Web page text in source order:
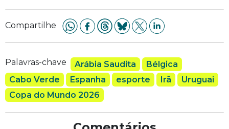
Compartilhe
Palavras-chave Arábia Saudita
Bélgica
Cabo Verde
Espanha esporte Irã
Uruguai
Copa do Mundo 2026